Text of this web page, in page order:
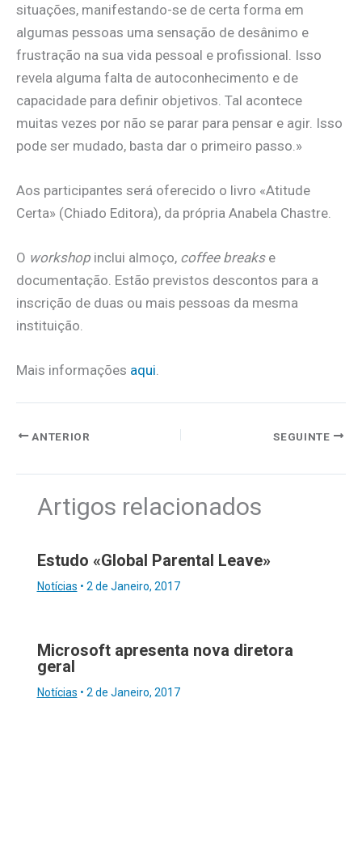
situações, manifestando-se de certa forma em
algumas pessoas uma sensação de desânimo e
frustração na sua vida pessoal e profissional. Isso
revela alguma falta de autoconhecimento e de
capacidade para definir objetivos. Tal acontece
muitas vezes por não se parar para pensar e agir. Isso
pode ser mudado, basta dar o primeiro passo.»
Aos participantes será oferecido o livro «Atitude
Certa» (Chiado Editora), da própria Anabela Chastre.
O workshop inclui almoço, coffee breakse
documentação. Estão previstos descontos para a
inscrição de duas ou mais pessoas da mesma
instituição.
Mais informações aqui.
ANTERIOR SEGUINTE
Artigos relacionados
Estudo «Global Parental Leave»
Notícias • 2 de Janeiro, 2017
Microsoft apresenta nova diretora
geral
Notícias • 2 de Janeiro, 2017